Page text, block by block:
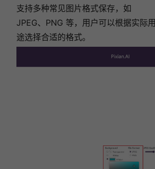
支持多种常见图片格式保存，如
JPEG、PNG 等，用户可以根据实际用
途选择合适的格式。